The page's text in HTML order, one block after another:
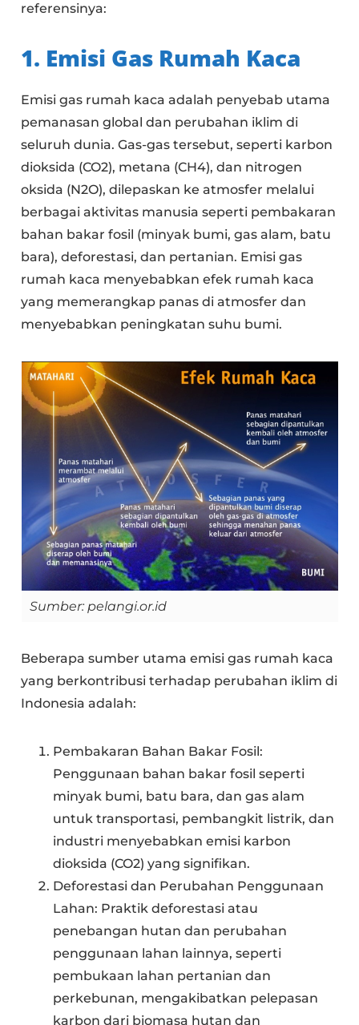
referensinya:
1. Emisi Gas Rumah Kaca
Emisi gas rumah kaca adalah penyebab utama
pemanasan global dan perubahan iklim di
seluruh dunia. Gas-gas tersebut, seperti karbon
dioksida (CO2), metana (CH4), dan nitrogen
oksida (N2O), dilepaskan ke atmosfer melalui
berbagai aktivitas manusia seperti pembakaran
bahan bakar fosil (minyak bumi, gas alam, batu
bara), deforestasi, dan pertanian. Emisi gas
rumah kaca menyebabkan efek rumah kaca
yang memerangkap panas di atmosfer dan
menyebabkan peningkatan suhu bumi.
Sumber: pelangi.or.id
Beberapa sumber utama emisi gas rumah kaca
yang berkontribusi terhadap perubahan iklim di
Indonesia adalah:
Pembakaran Bahan Bakar Fosil:
Penggunaan bahan bakar fosil seperti
minyak bumi, batu bara, dan gas alam
untuk transportasi, pembangkit listrik, dan
industri menyebabkan emisi karbon
dioksida (CO2) yang signifikan.
Deforestasi dan Perubahan Penggunaan
Lahan: Praktik deforestasi atau
penebangan hutan dan perubahan
penggunaan lahan lainnya, seperti
pembukaan lahan pertanian dan
perkebunan, mengakibatkan pelepasan
karbon dari biomasa hutan dan